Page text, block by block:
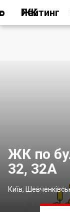
Рейтинг ЖК
ЖК по
32, 32А
Київ,